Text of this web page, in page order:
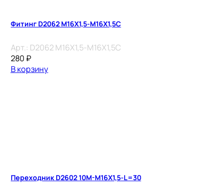
Фитинг D2062 M16X1,5-M16X1,5C
Арт.: D2062 M16X1,5-M16X1,5C
280 ₽
В корзину
Переходник D2602 10M-M16X1,5-L=30